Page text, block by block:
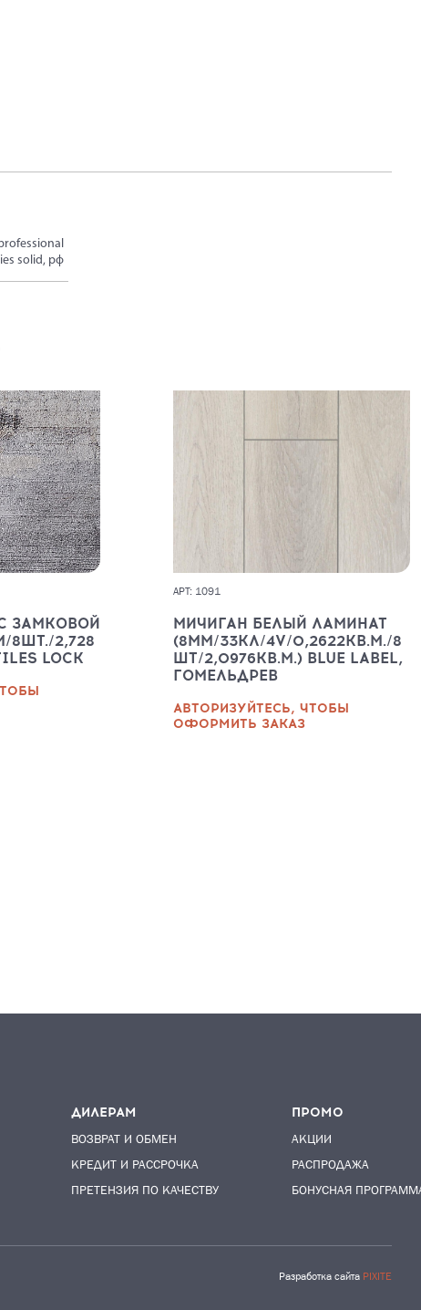
solid, рф
ЗАМКОВОЙ
8ШТ./2,728
LOCK
АРТ: 1091
МИЧИГАН БЕЛЫЙ ЛАМИНАТ
(8ММ/33КЛ/4V/0,2622КВ.М./8
ШТ/2,0976КВ.М.) BLUE LABEL,
ГОМЕЛЬДРЕВ
АВТОРИЗУЙТЕСЬ, ЧТОБЫ
ОФОРМИТЬ ЗАКАЗ
ДИЛЕРАМ
ВОЗВРАТ И ОБМЕН
КРЕДИТ И РАССРОЧКА
ПРЕТЕНЗИЯ ПО КАЧЕСТВУ
ПРОМО
АКЦИИ
РАСПРОДАЖА
БОНУСНАЯ
Разработка сайта PIXITE